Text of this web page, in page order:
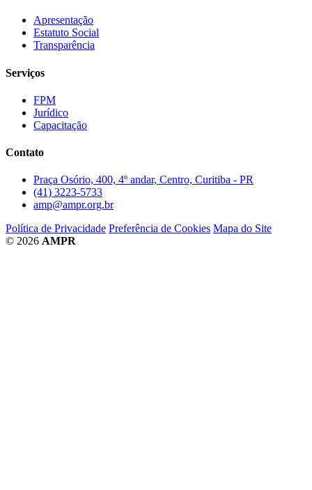
Apresentação
Estatuto Social
Transparência
Serviços
FPM
Jurídico
Capacitação
Contato
Praça Osório, 400, 4º andar, Centro, Curitiba - PR
(41) 3223-5733
amp@ampr.org.br
Política de Privacidade Preferência de Cookies Mapa do Site
© 2026 AMPR